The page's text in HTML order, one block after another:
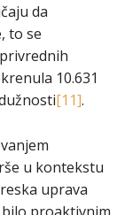
da
to se
10.631
[11].
u kontekstu
uprava
proaktivnim